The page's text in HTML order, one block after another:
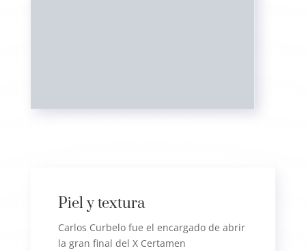
Piel y textura
Carlos Curbelo fue el encargado de abrir
la gran final del X Certamen